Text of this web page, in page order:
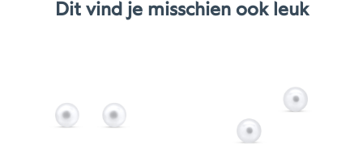
Dit vind je misschien ook leuk